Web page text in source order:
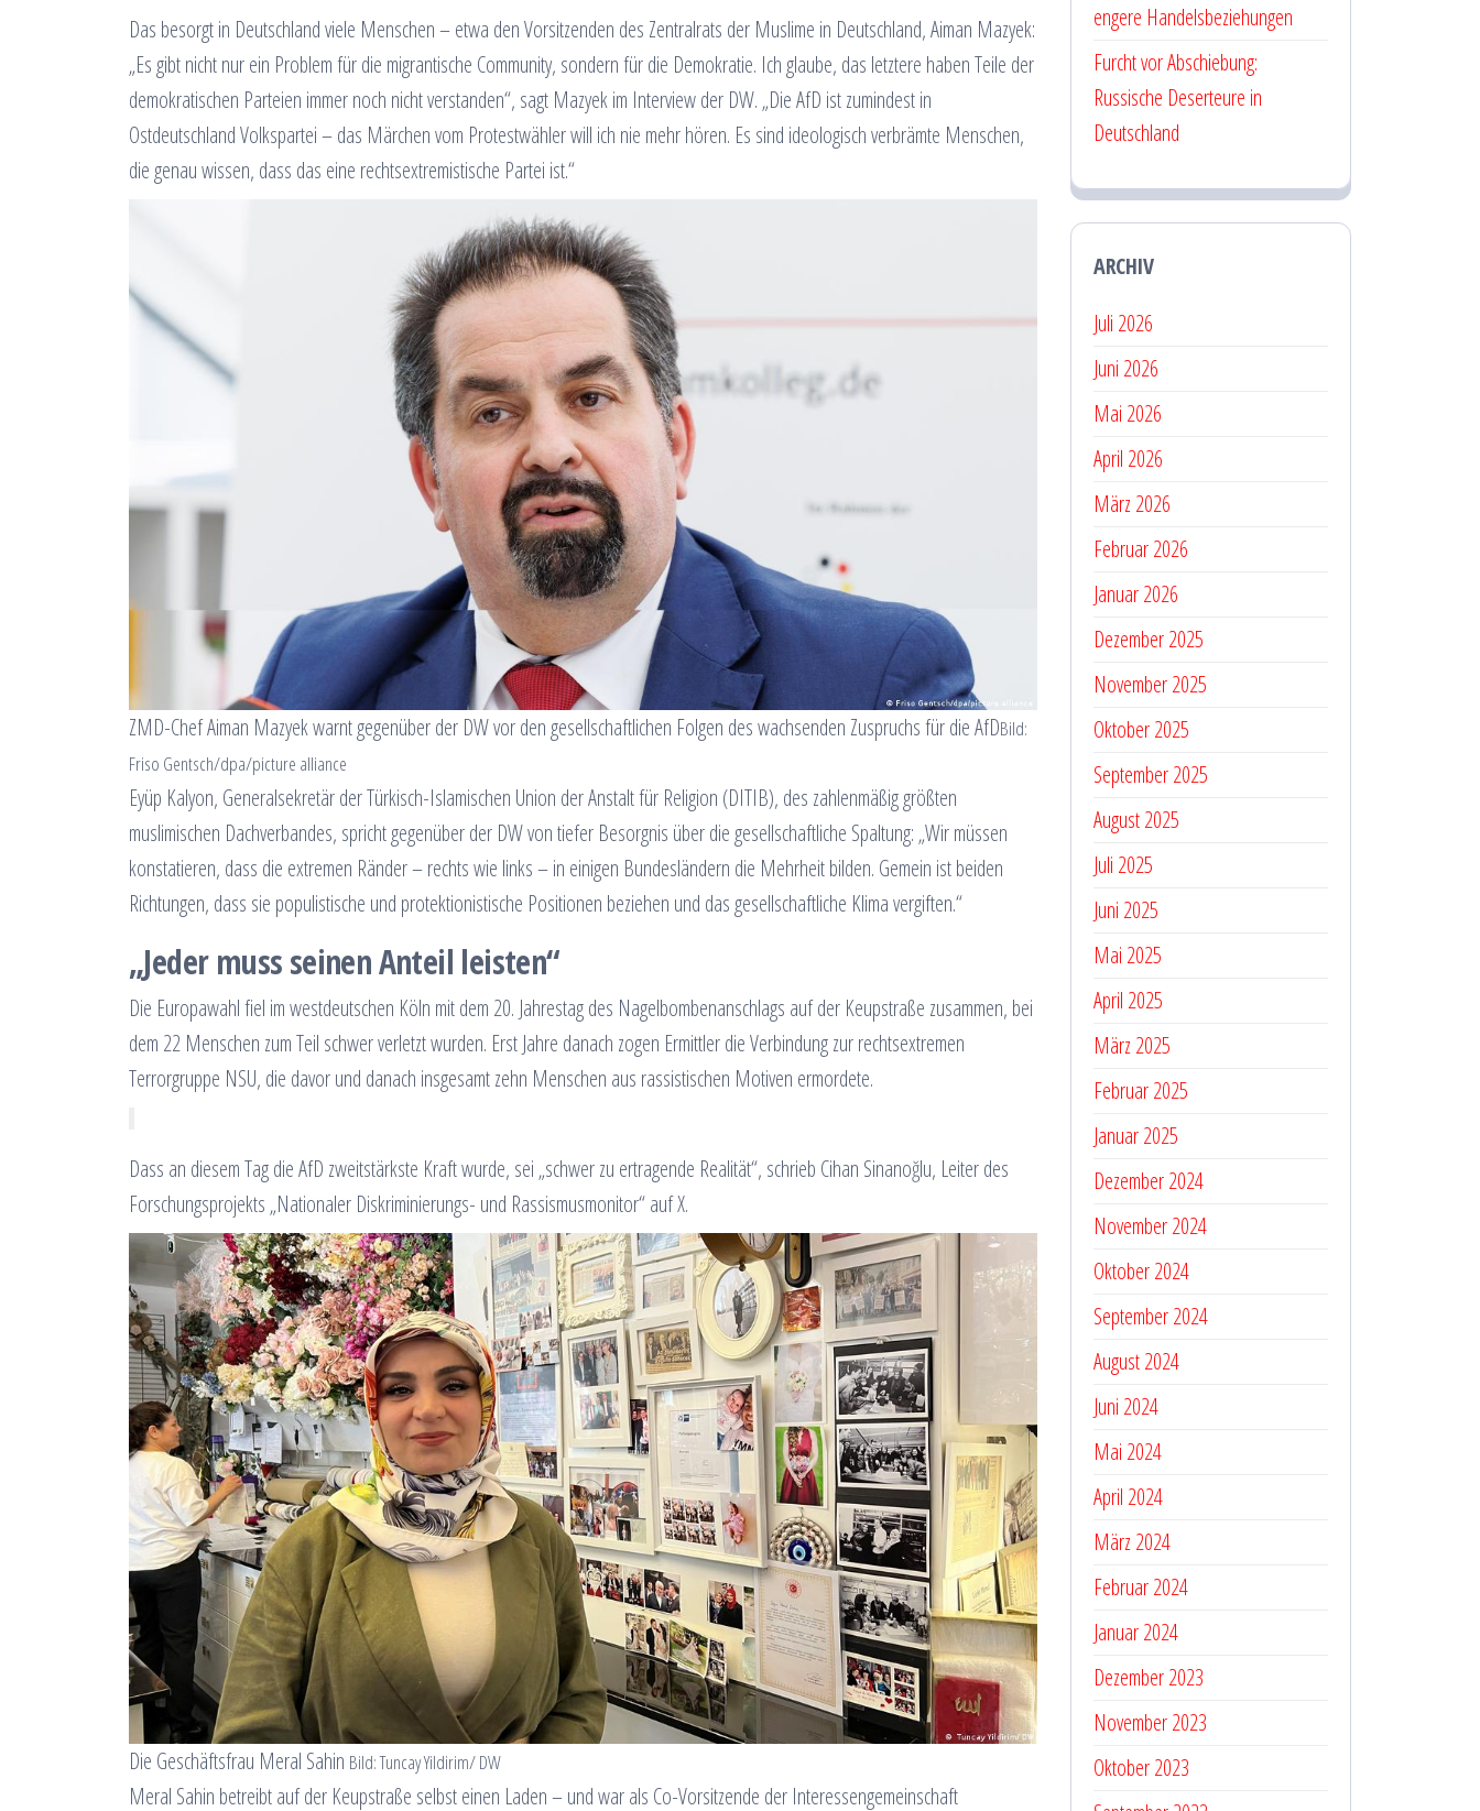
Das besorgt in Deutschland viele Menschen – etwa den Vorsitzenden des Zentralrats der Muslime in Deutschland, Aiman Mazyek:
„Es gibt nicht nur ein Problem für die migrantische Community, sondern für die Demokratie. Ich glaube, das letztere haben Teile der
demokratischen Parteien immer noch nicht verstanden“, sagt Mazyek im Interview der DW. „Die AfD ist zumindest in
Ostdeutschland Volkspartei – das Märchen vom Protestwähler will ich nie mehr hören. Es sind ideologisch verbrämte Menschen,
die genau wissen, dass das eine rechtsextremistische Partei ist.“
ZMD-Chef Aiman Mazyek warnt gegenüber der DW vor den gesellschaftlichen Folgen des wachsenden Zuspruchs für die AfDBild:
Friso Gentsch/dpa/picture alliance
Eyüp Kalyon, Generalsekretär der Türkisch-Islamischen Union der Anstalt für Religion (DITIB), des zahlenmäßig größten
muslimischen Dachverbandes, spricht gegenüber der DW von tiefer Besorgnis über die gesellschaftliche Spaltung: „Wir müssen
konstatieren, dass die extremen Ränder – rechts wie links – in einigen Bundesländern die Mehrheit bilden. Gemein ist beiden
Richtungen, dass sie populistische und protektionistische Positionen beziehen und das gesellschaftliche Klima vergiften.“
„Jeder muss seinen Anteil leisten“
Die Europawahl fiel im westdeutschen Köln mit dem 20. Jahrestag des Nagelbombenanschlags auf der Keupstraße zusammen, bei
dem 22 Menschen zum Teil schwer verletzt wurden. Erst Jahre danach zogen Ermittler die Verbindung zur rechtsextremen
Terrorgruppe NSU, die davor und danach insgesamt zehn Menschen aus rassistischen Motiven ermordete.
Dass an diesem Tag die AfD zweitstärkste Kraft wurde, sei „schwer zu ertragende Realität“, schrieb Cihan Sinanoğlu, Leiter des
Forschungsprojekts „Nationaler Diskriminierungs- und Rassismusmonitor“ auf X.
Die Geschäftsfrau Meral Sahin Bild: Tuncay Yildirim/ DW
Meral Sahin betreibt auf der Keupstraße selbst einen Laden – und war als Co-Vorsitzende der Interessengemeinschaft
engere Handelsbeziehungen
Furcht vor Abschiebung:
Russische Deserteure in
Deutschland
ARCHIV
Juli 2026
Juni 2026
Mai 2026
April 2026
März 2026
Februar 2026
Januar 2026
Dezember 2025
November 2025
Oktober 2025
September 2025
August 2025
Juli 2025
Juni 2025
Mai 2025
April 2025
März 2025
Februar 2025
Januar 2025
Dezember 2024
November 2024
Oktober 2024
September 2024
August 2024
Juni 2024
Mai 2024
April 2024
März 2024
Februar 2024
Januar 2024
Dezember 2023
November 2023
Oktober 2023